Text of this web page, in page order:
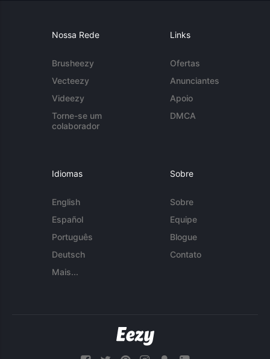
Nossa Rede
Brusheezy
Vecteezy
Videezy
Torne-se um
colaborador
Links
Ofertas
Anunciantes
Apoio
DMCA
Idiomas
English
Español
Português
Deutsch
Mais...
Sobre
Sobre
Equipe
Blogue
Contato